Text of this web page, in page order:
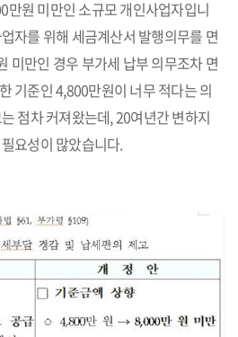
만원 미만인 소규모 개인사업자입니
자를 위해 세금계산서 발행의무를 면
미만인 경우 부가세 납부 의무조차 면
기준인 4,800만원이 너무 적다는 의
점차 커져왔는데, 20여년간 변하지
요성이 많았습니다.